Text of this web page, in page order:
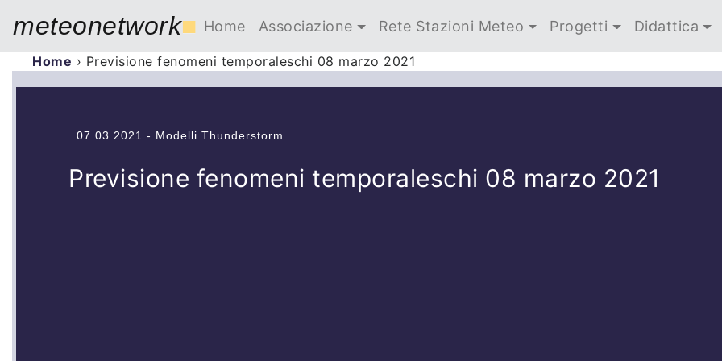
meteonetwork■ Home Associazione Rete Stazioni Meteo Progetti Didattica
Home › Previsione fenomeni temporaleschi 08 marzo 2021
07.03.2021 - Modelli Thunderstorm
Previsione fenomeni temporaleschi 08 marzo 2021